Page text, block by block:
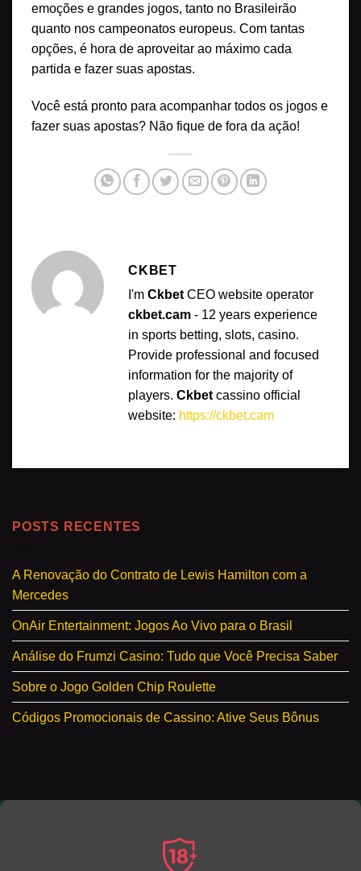
emoções e grandes jogos, tanto no Brasileirão
quanto nos campeonatos europeus. Com tantas
opções, é hora de aproveitar ao máximo cada
partida e fazer suas apostas.
Você está pronto para acompanhar todos os jogos e
fazer suas apostas? Não fique de fora da ação!
CKBET
I'm Ckbet CEO website operator
ckbet.cam - 12 years experience
in sports betting, slots, casino.
Provide professional and focused
information for the majority of
players. Ckbet cassino official
website: https://ckbet.cam
POSTS RECENTES
A Renovação do Contrato de Lewis Hamilton com a
Mercedes
OnAir Entertainment: Jogos Ao Vivo para o Brasil
Análise do Frumzi Casino: Tudo que Você Precisa Saber
Sobre o Jogo Golden Chip Roulette
Códigos Promocionais de Cassino: Ative Seus Bônus